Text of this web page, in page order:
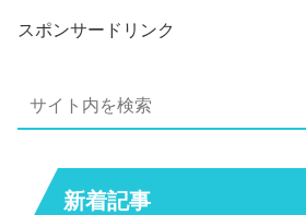
スポンサードリンク
新着記事